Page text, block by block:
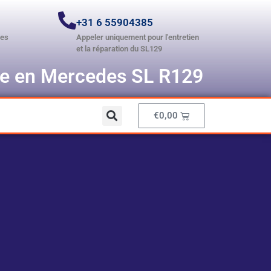
+31 6 55904385
Appeler uniquement pour l'entretien
et la réparation du SL129
en Mercedes SL R129
€0,00